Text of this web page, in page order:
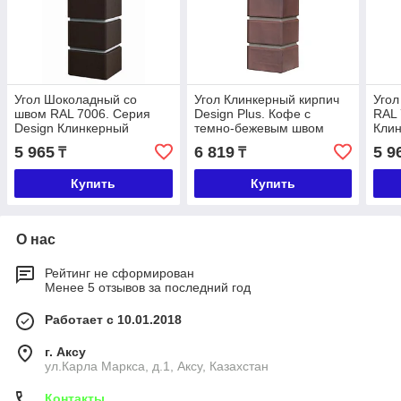
Угол Шоколадный со
швом RAL 7006. Серия
Design Клинкерный
5 965 ₸
Купить
Угол Клинкерный кирпич
Design Plus. Кофе с
темно-бежевым швом
6 819₸
Купить
5
О нас
Рейтинг не сформирован
Менее 5 отзывов за последний год
Работает с 10.01.2018
г. Аксу
ул.Карла Маркса, д.1, Аксу, Казахстан